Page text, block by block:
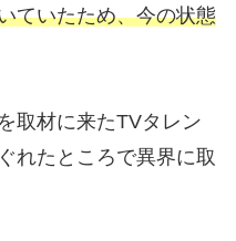
ていたため、今の状態
取材に来たTVタレン
れたところで異界に取